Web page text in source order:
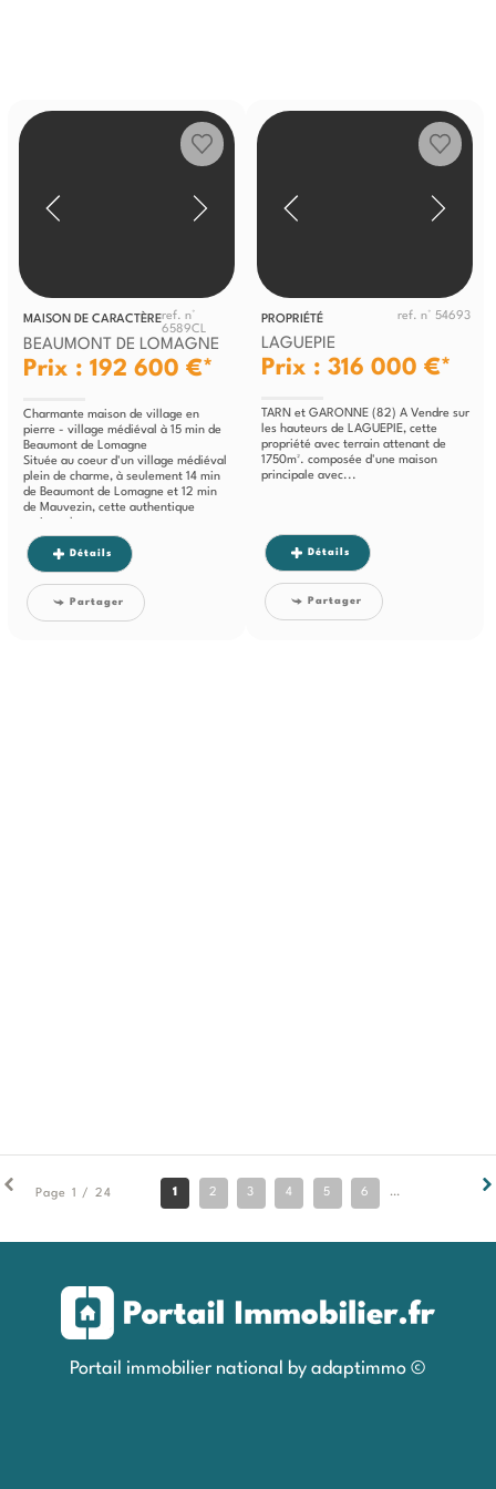
MAISON DE CARACTÈREref. n°
6589CL
BEAUMONT DE LOMAGNE
Prix : 192 600 €*
Charmante maison de village en
pierre - village médiéval à 15 min de
Beaumont de Lomagne
Située au coeur d'un village médiéval
plein de charme, à seulement 14 min
de Beaumont de Lomagne et 12 min
de Mauvezin, cette authentique
Détails
Partager
PROPRIÉTÉ ref. n° 54693
LAGUEPIE
Prix : 316 000 €*
TARN et GARONNE (82) A Vendre sur
les hauteurs de LAGUEPIE, cette
propriété avec terrain attenant de
1750m². composée d'une maison
principale avec...
Détails
Partager
Page 1 / 24 1 2 3 4 5 6 9
Portail immobilier national by adaptimmo ©